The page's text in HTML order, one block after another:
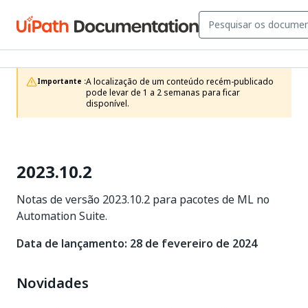
Importante :A localização de um conteúdo recém-publicado
pode levar de 1 a 2 semanas para ficar
disponível.
2023.10.2
Notas de versão 2023.10.2 para pacotes de ML no
Automation Suite.
Data de lançamento: 28 de fevereiro de 2024
Novidades